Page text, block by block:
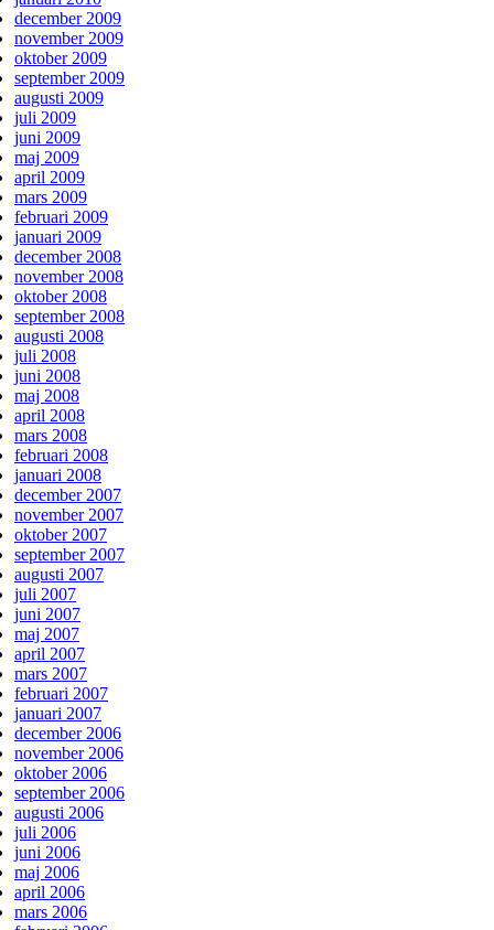
december 2009
november 2009
oktober 2009
september 2009
augusti 2009
juli 2009
juni 2009
maj 2009
april 2009
mars 2009
februari 2009
januari 2009
december 2008
november 2008
oktober 2008
september 2008
augusti 2008
juli 2008
juni 2008
maj 2008
april 2008
mars 2008
februari 2008
januari 2008
december 2007
november 2007
oktober 2007
september 2007
augusti 2007
juli 2007
juni 2007
maj 2007
april 2007
mars 2007
februari 2007
januari 2007
december 2006
november 2006
oktober 2006
september 2006
augusti 2006
juli 2006
juni 2006
maj 2006
april 2006
mars 2006